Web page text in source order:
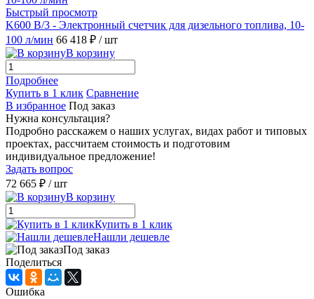
Быстрый просмотр
K600 B/3 - Электронный счетчик для дизельного топлива, 10-
100 л/мин 66 418 ₽ / шт
В корзину
Подробнее
Купить в 1 клик Сравнение
В избранное Под заказ
Нужна консультация?
Подробно расскажем о наших услугах, видах работ и типовых
проектах, рассчитаем стоимость и подготовим
индивидуальное предложение!
Задать вопрос
72 665 ₽ / шт
В корзину
Купить в 1 клик
Нашли дешевле
Под заказ
Поделиться
Ошибка